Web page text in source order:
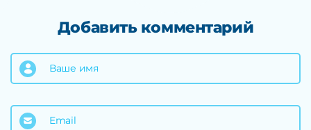
Добавить комментарий
Ваше имя
Email